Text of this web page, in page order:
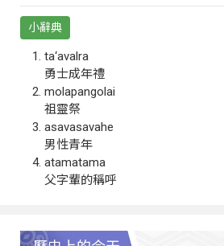
小辭典
ta‘avalra
勇士成年禮
molapangolai
祖靈祭
asavasavahe
男性青年
atamatama
父字輩的稱呼